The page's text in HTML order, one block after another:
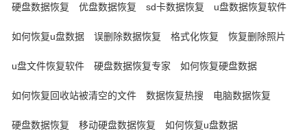
硬盘数据恢复 优盘数据恢复 sd卡数据恢复 u盘数据恢复软件
如何恢复u盘数据 误删除数据恢复 格式化恢复 恢复删除照片
u盘文件恢复软件 硬盘数据恢复专家 如何恢复硬盘数据
如何恢复回收站被清空的文件 数据恢复热搜 电脑数据恢复
硬盘数据恢复 移动硬盘数据恢复 如何恢复u盘数据